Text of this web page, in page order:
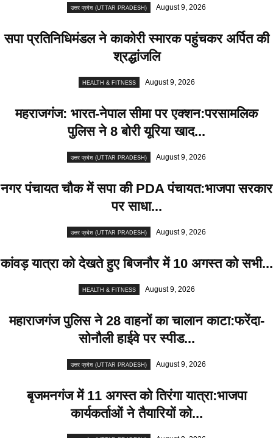
उत्तर प्रदेश (UTTAR PRADESH) August 9, 2026
सपा प्रतिनिधिमंडल ने काकोरी स्मारक पहुंचकर अर्पित की
श्रद्धांजलि
HEALTH & FITNESS August 9, 2026
महराजगंज: भारत-नेपाल सीमा पर एक्शन:परसामलिक
पुलिस ने 8 बोरी यूरिया खाद...
उत्तर प्रदेश (UTTAR PRADESH) August 9, 2026
नगर पंचायत चौक में सपा की PDA पंचायत:भाजपा सरकार
पर साधा...
उत्तर प्रदेश (UTTAR PRADESH) August 9, 2026
कांवड़ यात्रा को देखते हुए बिजनौर में 10 अगस्त को सभी...
HEALTH & FITNESS August 9, 2026
महाराजगंज पुलिस ने 28 वाहनों का चालान काटा:फरेंदा-
सोनौली हाईवे पर स्पीड...
उत्तर प्रदेश (UTTAR PRADESH) August 9, 2026
बृजमनगंज में 11 अगस्त को तिरंगा यात्रा:भाजपा
कार्यकर्ताओं ने तैयारियों को...